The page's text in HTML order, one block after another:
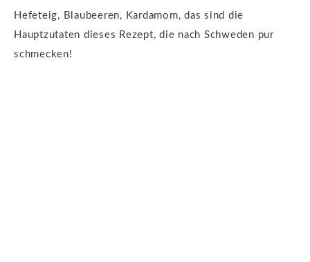
Hefeteig, Blaubeeren, Kardamom, das sind die
Hauptzutaten dieses Rezept, die nach Schweden pur
schmecken!